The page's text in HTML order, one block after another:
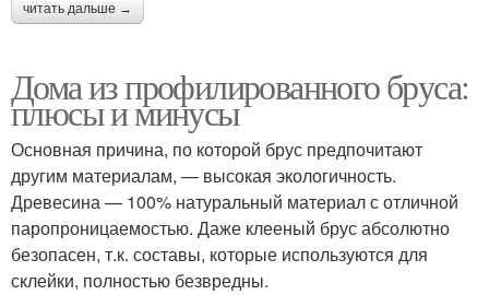
читать дальше →
Дома из профилированного бруса:
плюсы и минусы
Основная причина, по которой брус предпочитают
другим материалам, — высокая экологичность.
Древесина — 100% натуральный материал с отличной
паропроницаемостью. Даже клееный брус абсолютно
безопасен, т.к. составы, которые используются для
склейки, полностью безвредны.